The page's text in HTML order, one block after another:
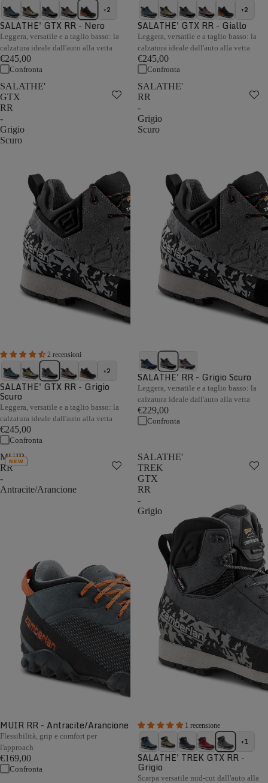
+2
SALATHE' GTX RR - Nero
Leggera, versatile e a taglio basso: la
calzatura ideale dall'auto alla vetta
€245,00
Confronta
+2
SALATHE' GTX RR - Giallo
Leggera, versatile e a taglio basso: la
calzatura ideale dall'auto alla vetta
€245,00
Confronta
SALATHE'
GTX
RR
-
Grigio
Scuro
2 recensioni
+2
SALATHE' GTX RR - Grigio
Scuro
Leggera, versatile e a taglio basso: la
calzatura ideale dall'auto alla vetta
€245,00
Confronta
SALATHE'
RR
-
Grigio
Scuro
SALATHE' RR - Grigio Scuro
Leggera, versatile e a taglio basso: la
calzatura ideale dall'auto alla vetta
€229,00
Confronta
MUIR
RR
-
Antracite/Arancione
NEW
MUIR RR - Antracite/Arancione
Flessibilità, grip e comfort per
l'approach
€169,00
Confronta
SALATHE'
TREK
GTX
RR
-
Grigio
1 recensione
+1
SALATHE' TREK GTX RR -
Grigio
Scarpa versatile mid-cut dall'auto alla